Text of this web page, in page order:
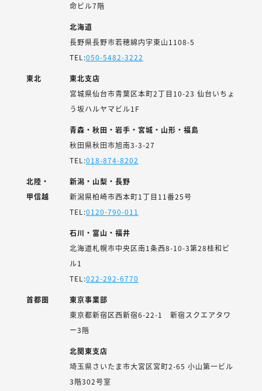
命ビル7階
北海道
長野県長野市若穂綿内字東山1108-5
TEL:050-5482-3222
東北
東北支店
宮城県仙台市青葉区本町2丁目10-23 仙台いちょ
う坂ハルヤマビル1F
青森・秋田・岩手・宮城・山形・福島
秋田県秋田市旭南3-3-27
TEL:018-874-8202
北陸・
甲信越
新潟・山梨・長野
新潟県柏崎市西本町1丁目11番25号
TEL:0120-790-011
石川・富山・福井
北海道札幌市中央区南1条西8-10-3第28桂和ビ
ル1
TEL:022-292-6770
首都圏
東京事業部
東京都新宿区西新宿6-22-1 新宿スクエアタワ
ー3階
北関東支店
埼玉県さいたま市大宮区宮町2-65 小山第一ビル
3階302号室